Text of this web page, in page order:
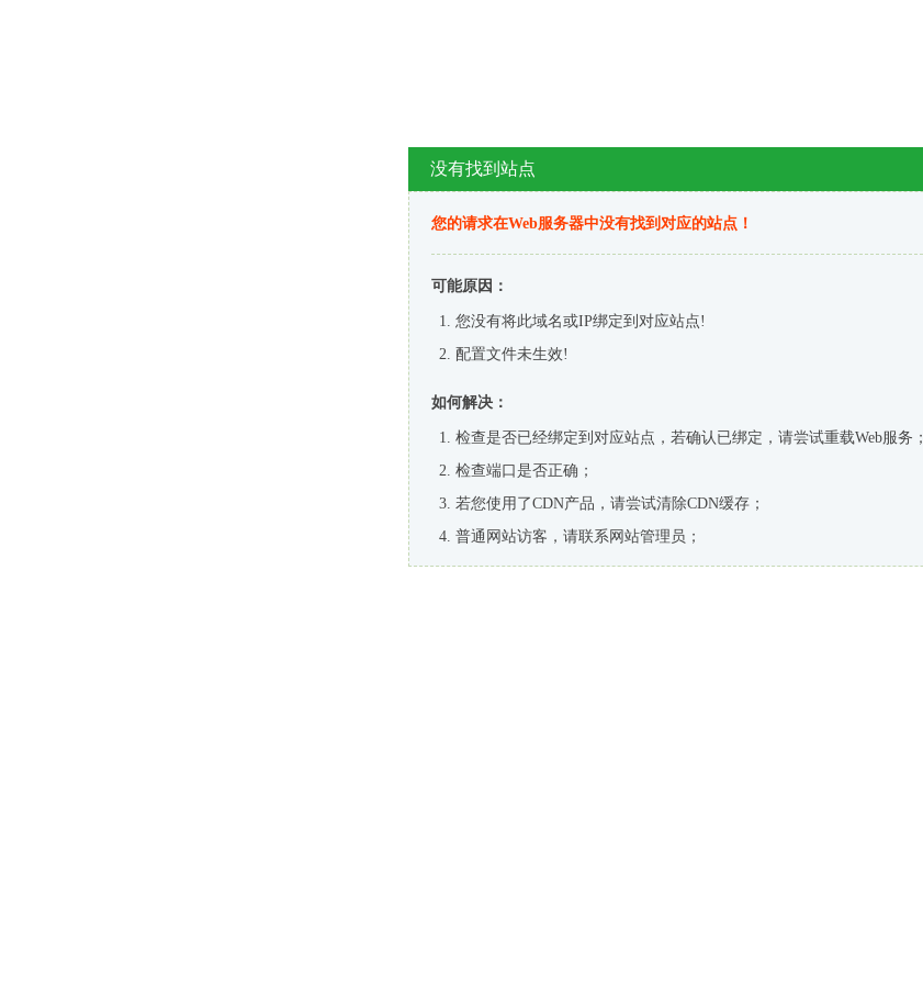
没有找到站点
您的请求在Web服务器中没有找到对应的站点！
可能原因：
您没有将此域名或IP绑定到对应站点!
配置文件未生效!
如何解决：
检查是否已经绑定到对应站点，若确认已绑定，请尝试重载Web服务；
检查端口是否正确；
若您使用了CDN产品，请尝试清除CDN缓存；
普通网站访客，请联系网站管理员；